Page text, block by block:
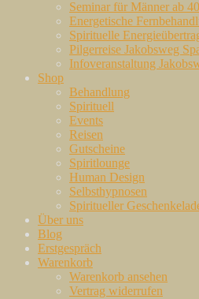
Seminar für Männer ab 40
Energetische
Spirituelle
Pilgerreise Jakobsweg
Infoveranstaltung
Shop
Behandlung
Spirituell
Events
Reisen
Gutscheine
Spiritlounge
Human Design
Selbsthypnosen
Spiritueller
Über uns
Blog
Erstgespräch
Warenkorb
Warenkorb ansehen
Vertrag widerrufen